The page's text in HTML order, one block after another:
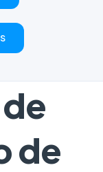
de